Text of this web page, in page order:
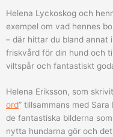
Helena Lyckoskog och
exempel om vad hennes
– där hittar du bland annat
friskvård för din hund och
viltspår och fantastiskt
Helena Eriksson, som
ord” tillsammans med
de fantastiska bilderna
nytta hundarna gör och